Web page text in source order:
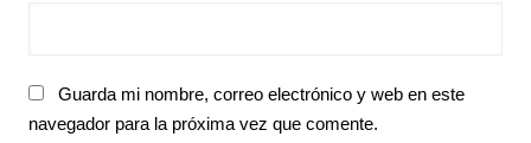
Guarda mi nombre, correo electrónico y web en este
navegador para la próxima vez que comente.